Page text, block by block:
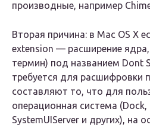
производные, например
Вторая причина: в Mac OS X
extension — расширение
термин) под названием Dont
требуется для расшифровки
составляют то, что для
операционная система
SystemUIServer и других), на